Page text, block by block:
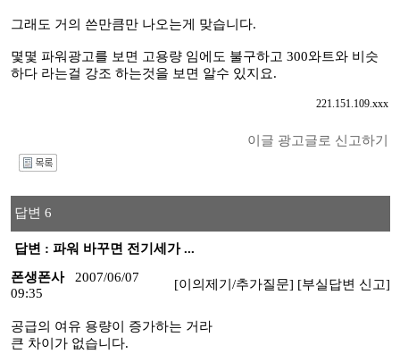
그래도 거의 쓴만큼만 나오는게 맞습니다.
몇몇 파워광고를 보면 고용량 임에도 불구하고 300와트와 비슷
하다 라는걸 강조 하는것을 보면 알수 있지요.
221.151.109.xxx
이글 광고글로 신고하기
답변 6
답변 : 파워 바꾸면 전기세가 ...
폰생폰사
2007/06/07
09:35
[이의제기/추가질문] [부실답변 신고]
공급의 여유 용량이 증가하는 거라
큰 차이가 없습니다.